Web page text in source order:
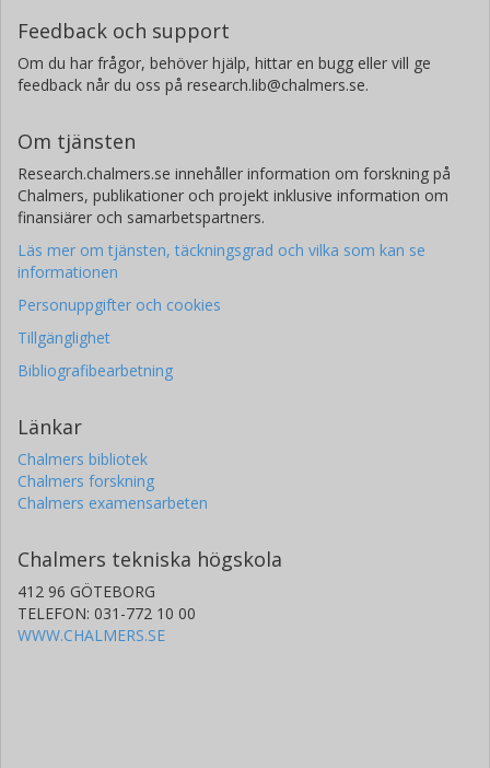
Feedback och support
Om du har frågor, behöver hjälp, hittar en bugg eller vill ge
feedback når du oss på research.lib@chalmers.se.
Om tjänsten
Research.chalmers.se innehåller information om forskning på
Chalmers, publikationer och projekt inklusive information om
finansiärer och samarbetspartners.
Läs mer om tjänsten, täckningsgrad och vilka som kan se
informationen
Personuppgifter och cookies
Tillgänglighet
Bibliografibearbetning
Länkar
Chalmers bibliotek
Chalmers forskning
Chalmers examensarbeten
Chalmers tekniska högskola
412 96 GÖTEBORG
TELEFON: 031-772 10 00
WWW.CHALMERS.SE